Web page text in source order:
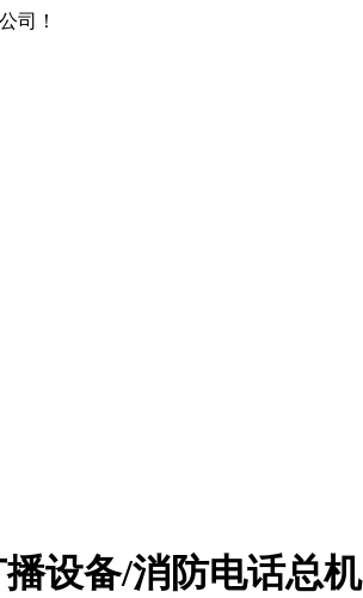
司！
设备/消防电话总机